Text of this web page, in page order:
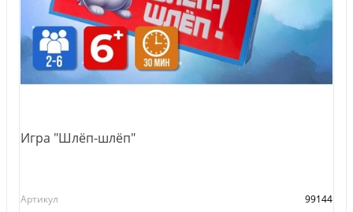
Игра "Шлёп-шлёп"
Артикул 99144